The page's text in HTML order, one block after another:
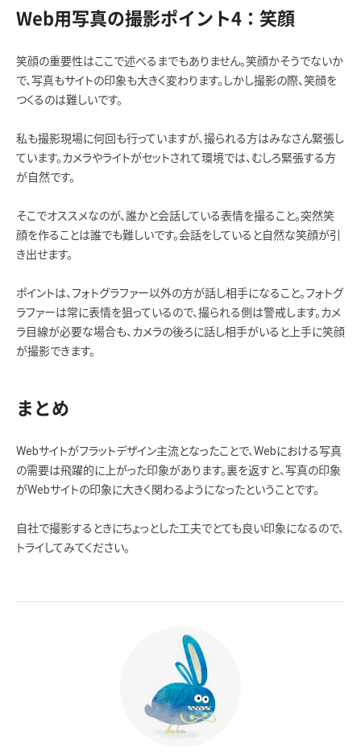
Web用写真の撮影ポイント4：笑顔
笑顔の重要性はここで述べるまでもありません。笑顔かそうでないか
で、写真もサイトの印象も大きく変わります。しかし撮影の際、笑顔を
つくるのは難しいです。
私も撮影現場に何回も行っていますが、撮られる方はみなさん緊張し
ています。カメラやライトがセットされて環境では、むしろ緊張する方
が自然です。
そこでオススメなのが、誰かと会話している表情を撮ること。突然笑
顔を作ることは誰でも難しいです。会話をしていると自然な笑顔が引
き出せます。
ポイントは、フォトグラファー以外の方が話し相手になること。フォトグ
ラファーは常に表情を狙っているので、撮られる側は警戒します。カメ
ラ目線が必要な場合も、カメラの後ろに話し相手がいると上手に笑顔
が撮影できます。
まとめ
Webサイトがフラットデザイン主流となったことで、Webにおける写真
の需要は飛躍的に上がった印象があります。裏を返すと、写真の印象
がWebサイトの印象に大きく関わるようになったということです。
自社で撮影するときにちょっとした工夫でとても良い印象になるので、
トライしてみてください。